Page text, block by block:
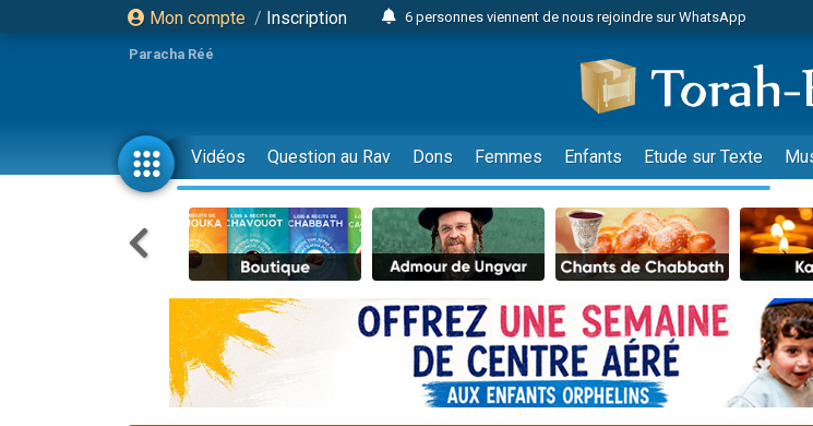
Mon compte / Inscription
6 personnes viennent de nous rejoindre sur WhatsApp
2 personnes viennent de faire un don pour 1 Journée de
17 personnes viennent de demander une bénédiction
4 personnes viennent de nous rejoindre sur WhatsApp
Il reste 49 places pour étudier en groupe sur Zoom
23 personnes viennent de faire un don pour Diane, 80 ans,
Eva vient de donner son Maasser
4 personnes viennent de nous rejoindre sur WhatsApp
3 personnes viennent de nous rejoindre sur WhatsApp
3 personnes viennent de faire un don pour 5 jours de
Odaya vient de donner son Maasser
13 personnes viennent de demander une bénédiction
Paracha Réé
Vidéos Question au Rav Dons Femmes Enfants Etude sur Texte